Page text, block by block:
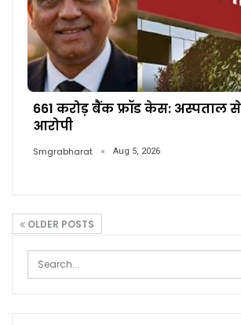
661 करोड़ बैंक फ्रॉड केस: अस्पताल
आरोपी
Smgrabharat Aug 5, 2026
OLDER POSTS